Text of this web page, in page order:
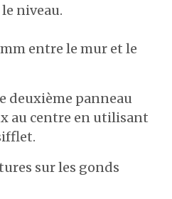
niveau.
entre le mur et le
deuxième panneau
au centre en utilisant
sur les gonds